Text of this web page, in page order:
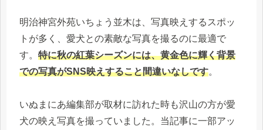
明治神宮外苑いちょう並木は、写真映えするスポッ
トが多く、愛犬との素敵な写真を撮るのに最適で
す。 特に秋の紅葉シーズンには、黄金色に輝く背景
での写真がSNS映えすること間違いなしです。
いぬまにあ編集部が取材に訪れた時も沢山の方が愛
犬の映え写真を撮っていました。当記事に一部アッ